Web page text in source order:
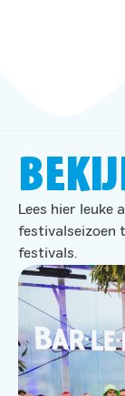
Lees hier leuke
festivalseizoen
festivals.